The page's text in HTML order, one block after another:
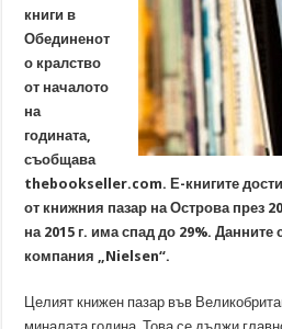
книги в
Обединенот
о кралство
от началото
на
годината,
съобщава
thebookseller.com. Е-книгите
от книжния пазар на Острова през
на 2015 г. има спад до 29%. Данните
компания „Nielsen“.
Целият книжен пазар във